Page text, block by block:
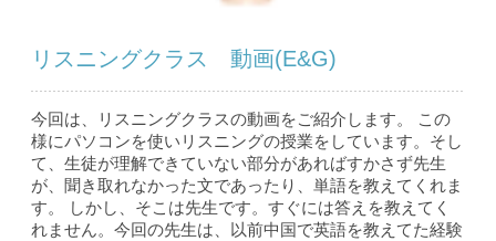
リスニングクラス 動画(E&G)
今回は、リスニングクラスの動画をご紹介します。 この
様にパソコンを使いリスニングの授業をしています。そし
て、生徒が理解できていない部分があればすかさず先生
が、聞き取れなかった文であったり、単語を教えてくれま
す。 しかし、そこは先生です。すぐには答えを教えてく
れません。今回の先生は、以前中国で英語を教えてた経験